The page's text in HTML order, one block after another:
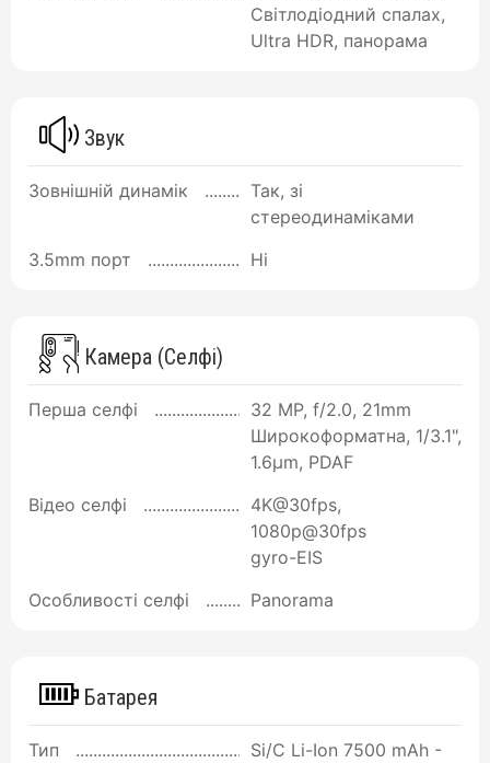
Світлодіодний спалах,
Ultra HDR, панорама
Звук
Зовнішній динамік
Так, зі
стереодинаміками
3.5mm порт
Ні
Камера (Селфі)
Перша селфі
32 MP, f/2.0, 21mm
Широкоформатна, 1/3.1",
1.6µm, PDAF
Відео селфі
4K@30fps,
1080p@30fps
gyro-EIS
Особливості селфі
Panorama
Батарея
Тип
Si/C Li-Ion 7500 mAh -